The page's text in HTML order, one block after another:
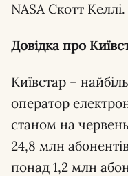
NASA Скотт Келлі.
Довідка про
Київстар –
оператор
станом на
24,8 млн
понад 1,2 млн